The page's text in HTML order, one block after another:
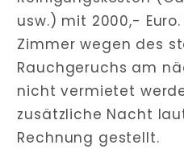
usw.) mit 2000,-
Zimmer wegen des
Rauchgeruchs am
nicht vermietet
zusätzliche Nacht
Rechnung gestellt.